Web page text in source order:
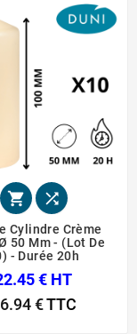
 
Cylindre Crème
50 Mm - (Lot De
- Durée 20h
€ HT
€TTC